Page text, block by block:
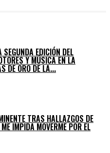
EDICIÓN DEL
Y MÚSICA EN LA
DE ORO DE LA...
TRAS HALLAZGOS DE
IMPIDA MOVERME POR EL